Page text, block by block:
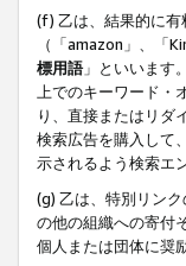
(f) 乙は、結果的に有
（「amazon」、「
標用語」といいます
上でのキーワード
り、直接またはリダ
検索広告を購入して
示されるよう検索エ
(g) 乙は、特別リン
の他の組織への寄付
個人または団体に奨